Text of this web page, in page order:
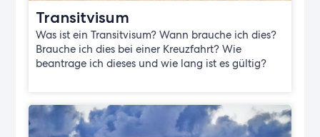
Transitvisum
Was ist ein Transitvisum? Wann brauche ich dies?
Brauche ich dies bei einer Kreuzfahrt? Wie
beantrage ich dieses und wie lang ist es gültig?